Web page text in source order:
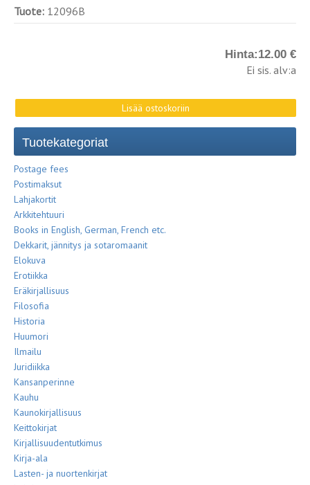
Tuote: 12096B
Hinta:12.00 €
Ei sis. alv:a
Tuotekategoriat
Postage fees
Postimaksut
Lahjakortit
Arkkitehtuuri
Books in English, German, French etc.
Dekkarit, jännitys ja sotaromaanit
Elokuva
Erotiikka
Eräkirjallisuus
Filosofia
Historia
Huumori
Ilmailu
Juridiikka
Kansanperinne
Kauhu
Kaunokirjallisuus
Keittokirjat
Kirjallisuudentutkimus
Kirja-ala
Lasten- ja nuortenkirjat